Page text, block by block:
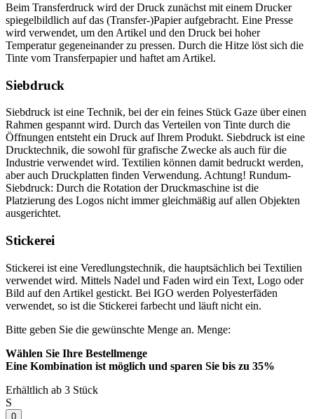
Beim Transferdruck wird der Druck zunächst mit einem Drucker
spiegelbildlich auf das (Transfer-)Papier aufgebracht. Eine Presse
wird verwendet, um den Artikel und den Druck bei hoher
Temperatur gegeneinander zu pressen. Durch die Hitze löst sich die
Tinte vom Transferpapier und haftet am Artikel.
Siebdruck
Siebdruck ist eine Technik, bei der ein feines Stück Gaze über einen
Rahmen gespannt wird. Durch das Verteilen von Tinte durch die
Öffnungen entsteht ein Druck auf Ihrem Produkt. Siebdruck ist eine
Drucktechnik, die sowohl für grafische Zwecke als auch für die
Industrie verwendet wird. Textilien können damit bedruckt werden,
aber auch Druckplatten finden Verwendung. Achtung! Rundum-
Siebdruck: Durch die Rotation der Druckmaschine ist die
Platzierung des Logos nicht immer gleichmäßig auf allen Objekten
ausgerichtet.
Stickerei
Stickerei ist eine Veredlungstechnik, die hauptsächlich bei Textilien
verwendet wird. Mittels Nadel und Faden wird ein Text, Logo oder
Bild auf den Artikel gestickt. Bei IGO werden Polyesterfäden
verwendet, so ist die Stickerei farbecht und läuft nicht ein.
Bitte geben Sie die gewünschte Menge an. Menge:
Wählen Sie Ihre Bestellmenge
Eine Kombination ist möglich und sparen Sie bis zu 35%
Erhältlich ab 3 Stück
S
0